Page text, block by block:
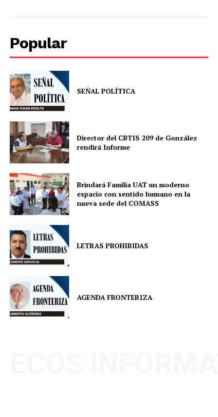
Popular
SEÑAL POLÍTICA
Director del CBTIS 209 de González
rendirá Informe
Brindará Familia UAT un moderno
espacio con sentido humano en la
nueva sede del COMASS
LETRAS PROHIBIDAS
AGENDA FRONTERIZA